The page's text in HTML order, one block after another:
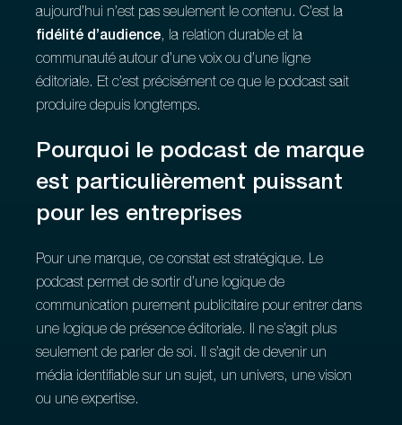
aujourd’hui n’est pas seulement le contenu. C’est la
fidélité d’audience, la relation durable et la
communauté autour d’une voix ou d’une ligne
éditoriale. Et c’est précisément ce que le podcast sait
produire depuis longtemps.
Pourquoi le podcast de marque
est particulièrement puissant
pour les entreprises
Pour une marque, ce constat est stratégique. Le
podcast permet de sortir d’une logique de
communication purement publicitaire pour entrer dans
une logique de présence éditoriale. Il ne s’agit plus
seulement de parler de soi. Il s’agit de devenir un
média identifiable sur un sujet, un univers, une vision
ou une expertise.